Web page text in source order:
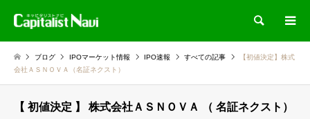
検索
ブログ IPOマーケット情報 IPO速報 すべての記事
【初値決定】株式
会社ＡＳＮＯＶＡ（名証ネクスト）
【 初値決定 】 株式会社ＡＳＮＯＶＡ （ 名証ネクスト）